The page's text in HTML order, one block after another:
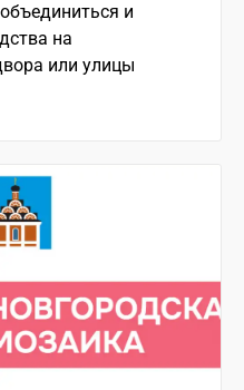
и
на
или улицы